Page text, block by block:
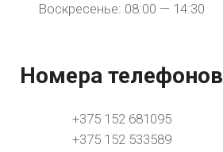
Воскресенье: 08:00 — 14:30
Номера телефонов
+375 152 681095
+375 152 533589